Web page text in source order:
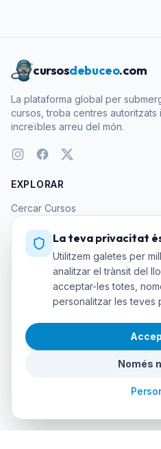
cursosdebuceo.com
La plataforma global per
cursos, troba centres autoritzats
increïbles arreu del món.
EXPLORAR
Cercar Cursos
Directori de Centres
Punts d'Immersió
Agències Certificadores
Destinacions de Busseig
Millors Marques d'Equip
La teva privacitat
Utilitzem galetes per
analitzar el trànsit del
acceptar-les totes,
personalitzar les teves
Només